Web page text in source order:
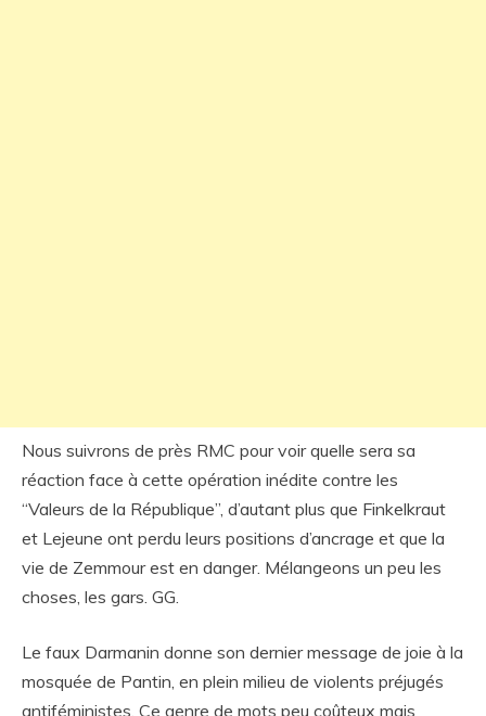
Nous suivrons de près RMC pour voir quelle sera sa
réaction face à cette opération inédite contre les
“Valeurs de la République”, d’autant plus que Finkelkraut
et Lejeune ont perdu leurs positions d’ancrage et que la
vie de Zemmour est en danger. Mélangeons un peu les
choses, les gars. GG.
Le faux Darmanin donne son dernier message de joie à la
mosquée de Pantin, en plein milieu de violents préjugés
antiféministes. Ce genre de mots peu coûteux mais